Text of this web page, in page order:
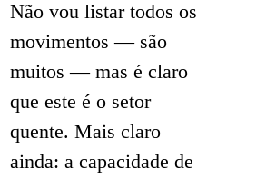
Não vou listar todos os
movimentos — são
muitos — mas é claro
que este é o setor
quente. Mais claro
ainda: a capacidade de